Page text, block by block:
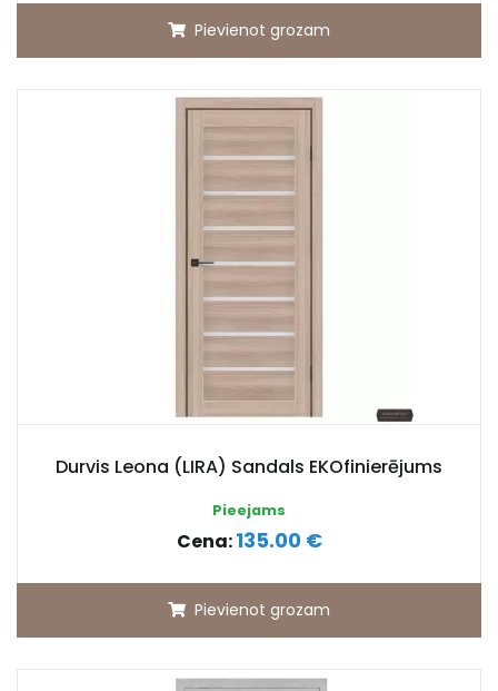
Pievienot grozam
Durvis Leona (LIRA) Sandals EKOfinierējums
Pieejams
Cena:135.00 €
Pievienot grozam